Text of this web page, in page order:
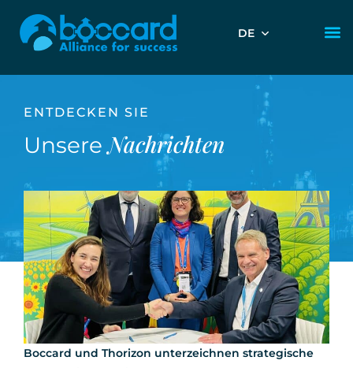
DE
ENTDECKEN SIE
UnsereNachrichten
Boccard und Thorizon unterzeichnen strategische